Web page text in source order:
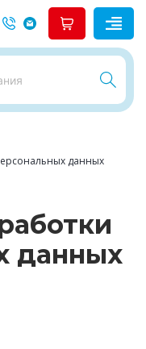
данных
данных